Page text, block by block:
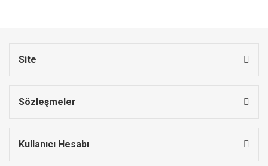
Site
Sözleşmeler
Kullanıcı Hesabı